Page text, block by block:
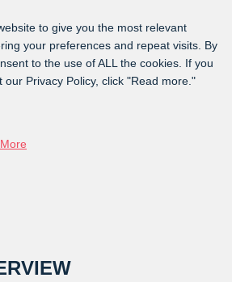
to give you the most relevant
your preferences and repeat visits. By
to the use of ALL the cookies. If you
Privacy Policy, click "Read more."